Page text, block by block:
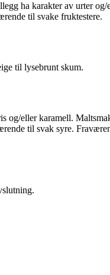
ha karakter av urter
til svake fruktestere.
til lysebrunt skum.
og/eller karamell.
til svak syre.